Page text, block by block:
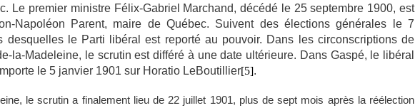
Le premier ministre Félix-Gabriel Marchand, décédé le 25 septembre 1900, est
Napoléon Parent, maire de Québec. Suivent des élections générales le 7
desquelles le Parti libéral est reporté au pouvoir. Dans les circonscriptions de
la-Madeleine, le scrutin est différé à une date ultérieure. Dans Gaspé, le libéral
le 5 janvier 1901 sur Horatio LeBoutillier[5].
le scrutin a finalement lieu de 22 juillet 1901, plus de sept mois après la réélection